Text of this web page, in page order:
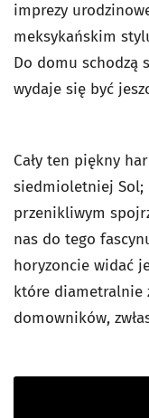
imprezy
meksykańskim
Do domu schodzą
wydaje się być
Cały ten piękny
siedmioletniej Sol;
przenikliwym
nas do tego
horyzoncie widać
które diametralnie
domowników,